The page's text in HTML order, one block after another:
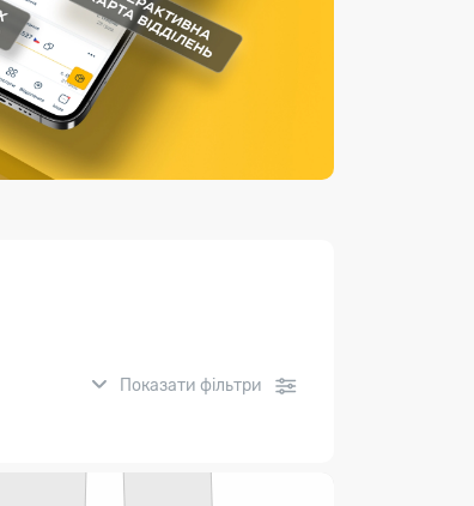
Страхові послуги
Каталог «Укрпошта Маркет»
Показати фільтри